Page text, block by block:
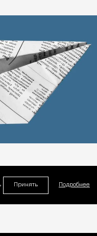
Принять Подробнее